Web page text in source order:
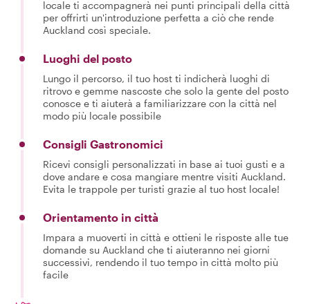
locale ti accompagnerà nei punti principali della città
per offrirti un'introduzione perfetta a ciò che rende
Auckland così speciale.
Luoghi del posto
Lungo il percorso, il tuo host ti indicherà luoghi di
ritrovo e gemme nascoste che solo la gente del posto
conosce e ti aiuterà a familiarizzare con la città nel
modo più locale possibile
Consigli Gastronomici
Ricevi consigli personalizzati in base ai tuoi gusti e a
dove andare e cosa mangiare mentre visiti Auckland.
Evita le trappole per turisti grazie al tuo host locale!
Orientamento in città
Impara a muoverti in città e ottieni le risposte alle tue
domande su Auckland che ti aiuteranno nei giorni
successivi, rendendo il tuo tempo in città molto più
facile